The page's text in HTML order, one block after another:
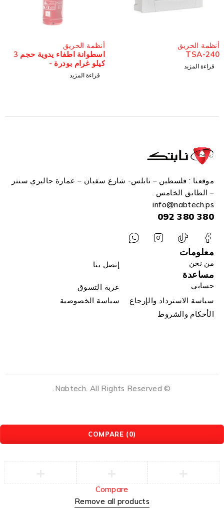
أنظمة الحريق
TSA-240
قراءة المزيد
مُباع
أنظمة الحريق
اسطوانة اطفاء يدوية حجم 3
كيلو غرام بودرة -
Extinguishing Cylinder
قراءة المزيد
موقعنا : فلسطين – نابلس- شارع سفيان – عمارة جاليري سنتر
– الطابق الخامس .
info@nabtech.ps
380 380 092
معلومات
من نحن إتصل بنا
مساعدة
حسابي
عربة التسوق
سياسة الاسترداد والإرجاع
سياسة الخصوصية
الأحكام والشروط
© Nabtech. All Rights Reserved.
COMPARE (0)
Compare
Remove all products